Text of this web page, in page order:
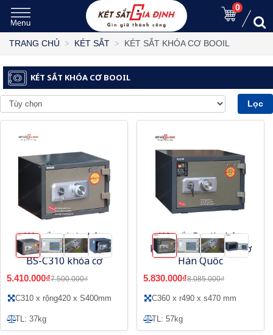
0
TRANG CHỦ KÉT SẮT KÉT SẮT KHÓA CƠ BOOIL
KÉT SẮT KHÓA CƠ BOOIL
Lọc
Két sắt mini nhập
khẩu Hàn Quốc Booil
BS-C310 khóa cơ
5.410.000₫7.500.000₫
C310 x rộng420 x S400mm
TL: 37kg
Két sắt Booil nhập
khẩu BS-C360 khóa cơ
Hàn Quốc
5.830.000₫8.085.000₫
C360 x r490 x s470 mm
TL: 57kg